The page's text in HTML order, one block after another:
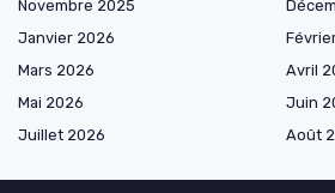
Novembre 2025
Janvier 2026
Mars 2026
Avril
Mai 2026
Juin
Juillet 2026
Août